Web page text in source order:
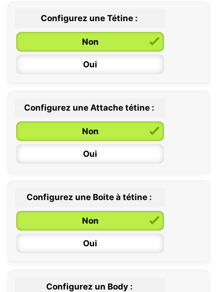
Configurez une Tétine :
Non
Oui
0 / 6 mois
6 / 36 mois
Configurez une Attache tétine :
Non
Oui
Configurez une Boite à tétine :
Non
Oui
Configurez un Body :